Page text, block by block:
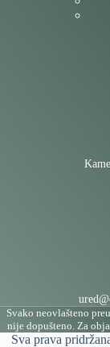
Svako neovlašteno
nije dopušteno. Za
Sva prava